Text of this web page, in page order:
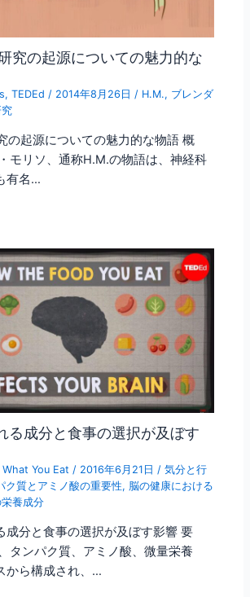
究の起源についての魅力的な
,TEDEd / 2014年8月26日 / H.M., ブレンダ
の起源についての魅力的な物語 概
モリソ、通称H.M.の物語は、神経科
有名…
る成分と食事の選択が及ぼす
You Eat / 2016年6月21日 /気分と行
ク質とアミノ酸の重要性, 脳の健康における
栄養成分
成分と食事の選択が及ぼす影響 要
タンパク質、アミノ酸、微量栄養
から構成され、…